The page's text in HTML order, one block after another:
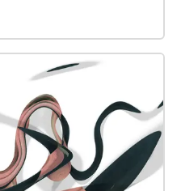
Hodnoty a úsudky o
zprostředkovávat,
digitálním prostředí se
ovlivňují to, jakým
jak je používáme,
a jak mají a mohou
reprezentovat, ale i
kartografické
zapojení člověka